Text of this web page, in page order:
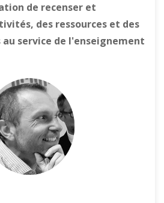
de recenser et
des ressources et des
service de l'enseignement